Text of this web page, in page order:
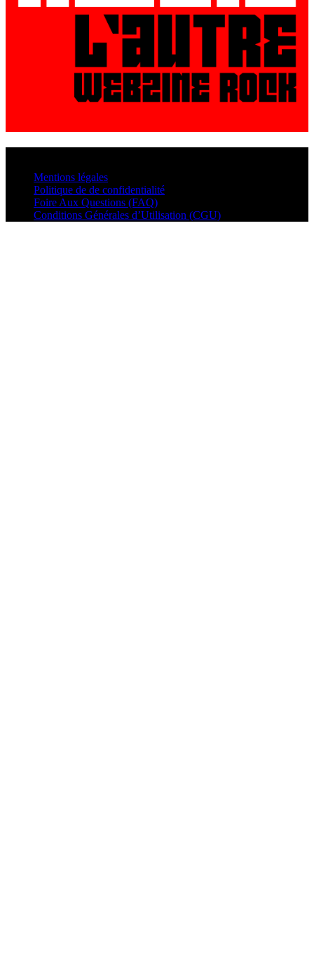
Mentions légales
Politique de de confidentialité
Foire Aux Questions (FAQ)
Conditions Générales d’Utilisation (CGU)